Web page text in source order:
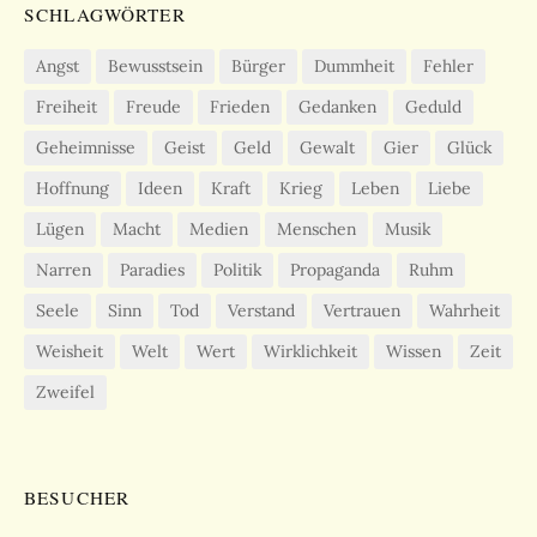
SCHLAGWÖRTER
Angst Bewusstsein Bürger Dummheit
Fehler
Freiheit
Freude Frieden Gedanken
Geduld
Geheimnisse
Geist Geld Gewalt Gier
Glück
Hoffnung
Ideen Kraft Krieg Leben
Liebe
Lügen
Macht Medien Menschen
Musik
Narren
Paradies Politik Propaganda
Ruhm
Seele
Sinn Tod Verstand Vertrauen
Wahrheit
Weisheit
Welt Wert Wirklichkeit Wissen
Zeit
Zweifel
BESUCHER